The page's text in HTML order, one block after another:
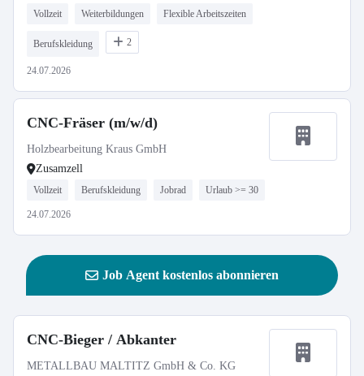
Vollzeit Weiterbildungen Flexible Arbeitszeiten
Berufskleidung 2
24.07.2026
CNC-Fräser (m/w/d)
Holzbearbeitung Kraus GmbH
Zusamzell
Vollzeit Berufskleidung Jobrad Urlaub >= 30
24.07.2026
Job Agent kostenlos abonnieren
CNC-Bieger / Abkanter
METALLBAU MALTITZ GmbH & Co. KG